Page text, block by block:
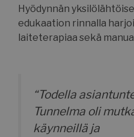
Hyödynnän
edukaation rinnalla
laiteterapiaa sekä
“Todella
Tunnelma oli
käynneillä ja